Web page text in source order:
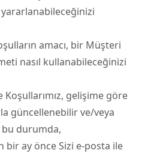
amacı, bir Müşteri
nasıl kullanabileceğinizi
Koşullarımız, gelişime göre
güncellenebilir ve/veya
durumda,
bir ay önce Sizi e-posta ile